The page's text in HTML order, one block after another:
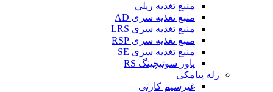
منبع تغذیه ریلی
منبع تغذیه سری AD
منبع تغذیه سری LRS
منبع تغذیه سری RSP
منبع تغذیه سری SE
پاور سوئیچینگ RS
رله پیامکی
غیرسیم کارتی